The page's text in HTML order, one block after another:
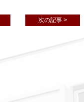
次の記事 >